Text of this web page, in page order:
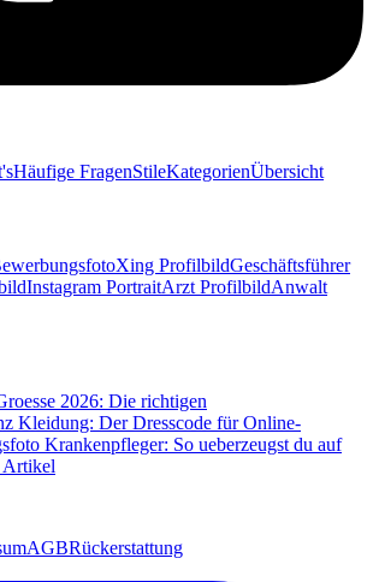
Häufige FragenStileKategorienÜbersicht
Xing ProfilbildGeschäftsführer
Instagram PortraitArzt ProfilbildAnwalt
2026: Die richtigen
Kleidung: Der Dresscode für Online-
Krankenpfleger: So ueberzeugst du auf
AGBRückerstattung